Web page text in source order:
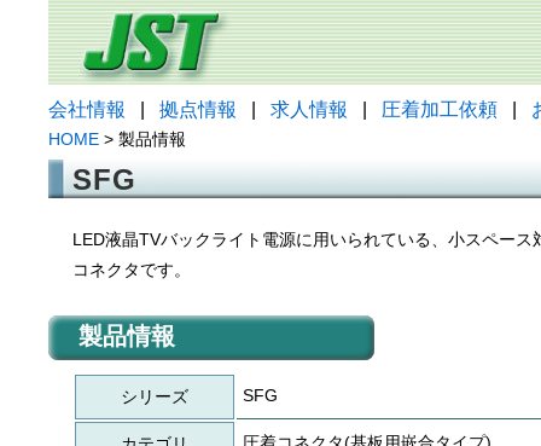
会社情報 拠点情報 求人情報 圧着加工依頼
HOME > 製品情報
SFG
LED液晶TVバックライト電源に用いられている、小スペース
コネクタです。
製品情報
シリーズ SFG